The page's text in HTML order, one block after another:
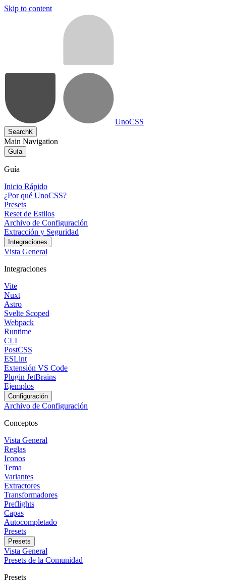
Skip to content
UnoCSS
SearchK
Main Navigation
Guía
Guía
Inicio Rápido
¿Por qué UnoCSS?
Presets
Reset de Estilos
Archivo de Configuración
Extracción y Seguridad
Integraciones
Vista General
Integraciones
Vite
Nuxt
Astro
Svelte Scoped
Webpack
Runtime
CLI
PostCSS
ESLint
Extensión VS Code
Plugin JetBrains
Ejemplos
Configuración
Archivo de Configuración
Conceptos
Vista General
Reglas
Iconos
Tema
Variantes
Extractores
Transformadores
Preflights
Capas
Autocompletado
Presets
Presets
Vista General
Presets de la Comunidad
Presets